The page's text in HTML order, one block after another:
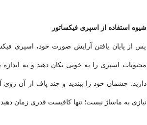
شیوه استفاده از اسپری فیکساتور
پس از پایان یافتن آرایش صورت خود، اسپری
محتويات اسپری را به خوبی تکان دهید و به
دارید. چشمان خود را ببندید و چند پاف از آن
نیازی به ماساژ نیست؛ تنها کافیست قدری زمان